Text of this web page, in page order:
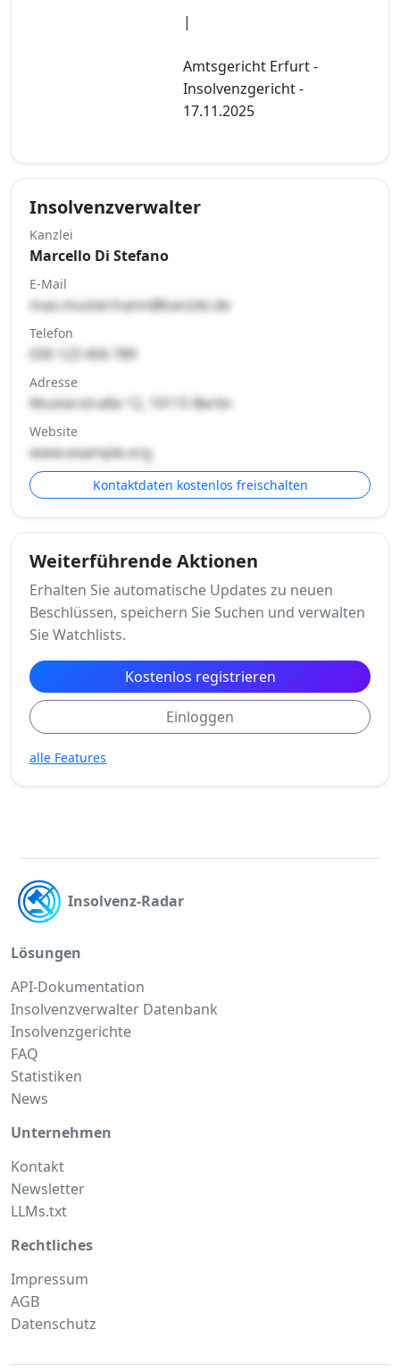
|
Amtsgericht Erfurt -
Insolvenzgericht -
17.11.2025
Insolvenzverwalter
Kanzlei
Marcello Di Stefano
E-Mail
max.mustermann@kanzlei.de
Telefon
030 123 456 789
Adresse
Musterstraße 12, 10115 Berlin
Website
www.example.org
Kontaktdaten kostenlos freischalten
Weiterführende Aktionen
Erhalten Sie automatische Updates zu neuen
Beschlüssen, speichern Sie Suchen und verwalten
Sie Watchlists.
Kostenlos registrieren
Einloggen
alle Features
Insolvenz-Radar
Lösungen
API-Dokumentation
Insolvenzverwalter Datenbank
Insolvenzgerichte
FAQ
Statistiken
News
Unternehmen
Kontakt
Newsletter
LLMs.txt
Rechtliches
Impressum
AGB
Datenschutz